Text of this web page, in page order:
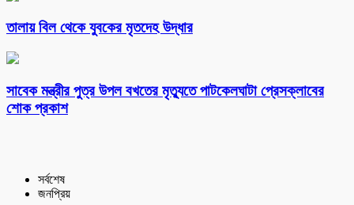
তালায় বিল থেকে যুবকের মৃতদেহ উদ্ধার
সাবেক মন্ত্রীর পুত্র উপল বখতের মৃত্যুতে পাটকেলঘাটা প্রেসক্লাবের
শোক প্রকাশ
সর্বশেষ
জনপ্রিয়